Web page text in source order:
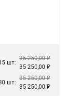
шт:
35 250,00 ₽
35 250,00 ₽
шт:
35 250,00 ₽
35 250,00 ₽